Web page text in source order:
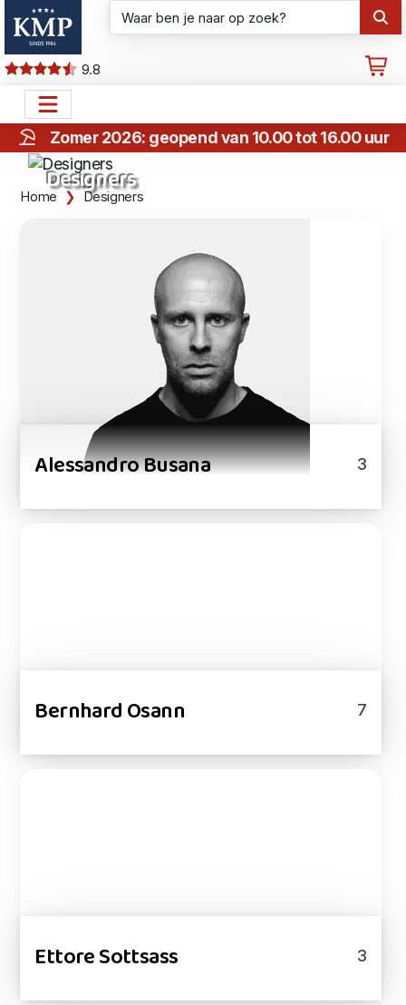
9.8
Zomer 2026: geopend van 10.00 tot 16.00 uur
Designers
Home Designers
Alessandro Busana 3
Bernhard Osann 7
Ettore Sottsass 3